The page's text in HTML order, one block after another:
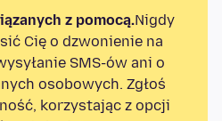
z pomocą.Nigdy
Cię o dzwonienie na
SMS-ów ani o
osobowych. Zgłoś
korzystając z opcji